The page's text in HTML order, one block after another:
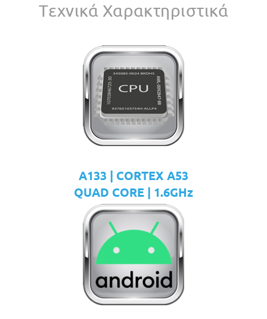
Tεχνικά Χαρακτηριστικά
A133 | CORTEX A53
QUAD CORE | 1.6GHz